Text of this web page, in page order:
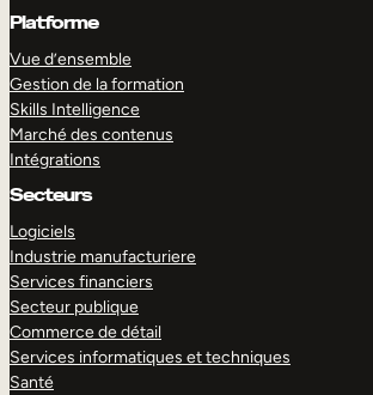
Platforme
Vue d’ensemble
Gestion de la formation
Skills Intelligence
Marché des contenus
Intégrations
Secteurs
Logiciels
Industrie manufacturiere
Services financiers
Secteur publique
Commerce de détail
Services informatiques et techniques
Santé